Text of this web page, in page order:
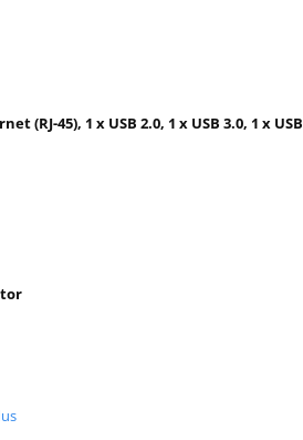
(RJ-45), 1 x USB 2.0, 1 x USB 3.0, 1 x